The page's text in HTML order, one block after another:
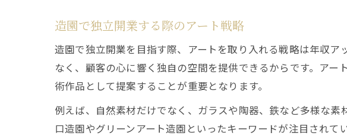
造園で独立開業する際のアート戦略
造園で独立開業を目指す際、アートを取り入れる戦略は年収
なく、顧客の心に響く独自の空間を提供できるからです。ア
術作品として提案することが重要となります。
例えば、自然素材だけでなく、ガラスや陶器、鉄など多様な
口造園やグリーンアート造園といったキーワードが注目されて